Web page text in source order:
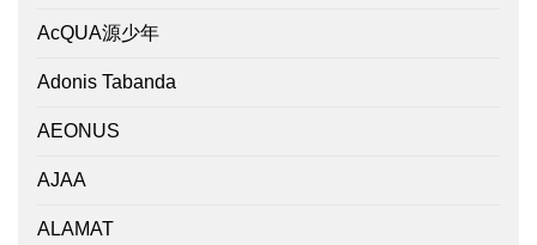
AcQUA源少年
Adonis Tabanda
AEONUS
AJAA
ALAMAT